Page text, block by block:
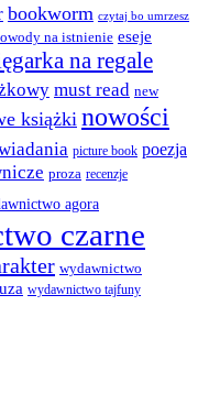
bookworm czytaj bo umrzesz
na istnienie eseje
na regale
must read new
książki nowości
picture book poezja
proza recenzje
agora
czarne
wydawnictwo
wydawnictwo tajfuny